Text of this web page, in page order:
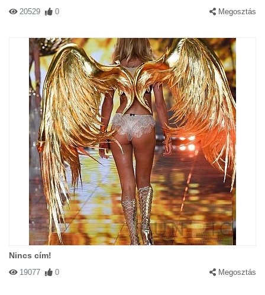
20529 0 Megosztás
Nincs cím!
19077 0 Megosztás